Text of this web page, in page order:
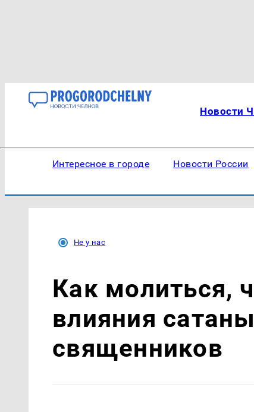
Новости
Интересное в городе Новости России
Не у нас
Как молиться,
влияния
священников